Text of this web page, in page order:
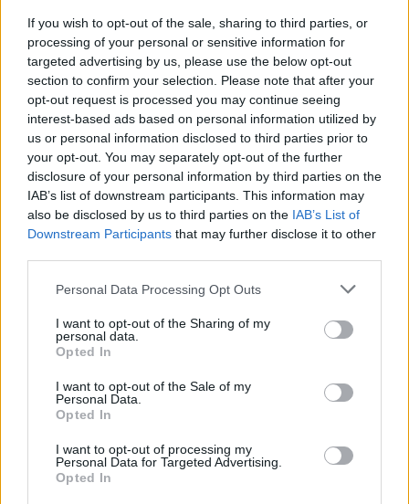
If you wish to opt-out of the sale, sharing to third parties, or
processing of your personal or sensitive information for
targeted advertising by us, please use the below opt-out
section to confirm your selection. Please note that after your
opt-out request is processed you may continue seeing
interest-based ads based on personal information utilized by
us or personal information disclosed to third parties prior to
your opt-out. You may separately opt-out of the further
disclosure of your personal information by third parties on the
IAB’s list of downstream participants. This information may
also be disclosed by us to third parties on the IAB’s List of
Downstream Participants that may further disclose it to other
Personal Data Processing Opt Outs
I want to opt-out of the Sharing of my
personal data.
Opted In
I want to opt-out of the Sale of my
Personal Data.
Opted In
I want to opt-out of processing my
Personal Data for Targeted Advertising.
Opted In
Pasaulis
Išėjo uogauti – bet rado
šį tą daugiau
Pasaulis
JK vairuotojai kasdien
pavagia kuro už šimtus
tūkstančių svarų (1)